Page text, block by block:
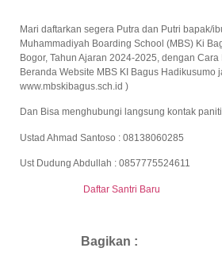
Mari daftarkan segera Putra dan Putri bapak/
Muhammadiyah Boarding School (MBS) Ki
Bogor, Tahun Ajaran 2024-2025, dengan
Beranda Website MBS KI Bagus Hadikusumo
www.mbskibagus.sch.id )
Dan Bisa menghubungi langsung kontak
Ustad Ahmad Santoso : 08138060285
Ust Dudung Abdullah : 0857775524611
Daftar Santri Baru
Bagikan :